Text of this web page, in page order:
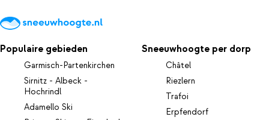
Populaire gebieden
Garmisch-Partenkirchen
Sirnitz - Albeck -
Hochrindl
Adamello Ski
Sneeuwhoogte per dorp
Châtel
Riezlern
Trafoi
Erpfendorf